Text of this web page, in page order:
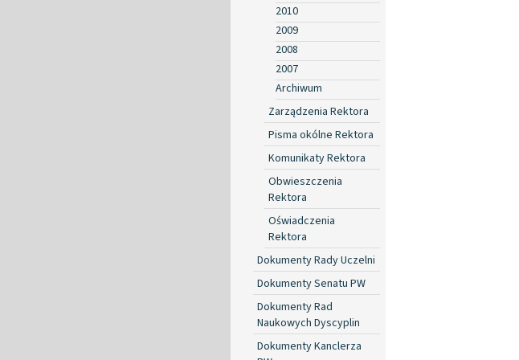
2010
2009
2008
2007
Archiwum
Zarządzenia Rektora
Pisma okólne Rektora
Komunikaty Rektora
Obwieszczenia
Rektora
Oświadczenia
Rektora
Dokumenty Rady Uczelni
Dokumenty Senatu PW
Dokumenty Rad
Naukowych Dyscyplin
Dokumenty Kanclerza